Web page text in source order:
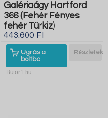
Galériaágy Hartford
366 (Fehér Fényes
fehér Türkiz)
443.600 Ft
Ugrás a
boltba
Részletek
Butor1.hu